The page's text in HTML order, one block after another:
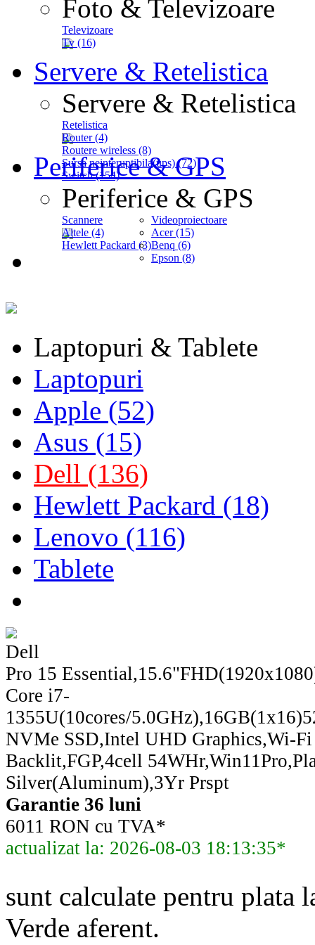
Foto & Televizoare
Televizoare
Tv (16)
Servere & Retelistica
Servere & Retelistica
Retelistica
Router (4)
Routere wireless (8)
Sursa neinteruptibila(ups) (72)
Switch (154)
Periferice & GPS
Periferice & GPS
Scannere
Altele (4)
Hewlett Packard (3)
Videoproiectoare
Acer (15)
Benq (6)
Epson (8)
Laptopuri & Tablete
Laptopuri
Apple (52)
Asus (15)
Dell (136)
Hewlett Packard (18)
Lenovo (116)
Tablete
Dell
Pro 15
Core i7-
1355U(10cores/
NVMe SSD,Intel UHD Graphics,Wi-
Backlit,FGP,4cell
Silver(Aluminum),3Yr Prspt
Garantie 36 luni
6011 RON cu TVA*
actualizat la: 2026-08-03 18:13:35*
sunt calculate pentru
Verde aferent.